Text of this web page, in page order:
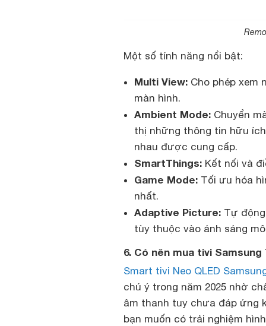
Một số tính năng nổi bật:
Multi View: Cho phép xem
màn hình.
Ambient Mode: Chuyển
thị những thông tin hữu
nhau được cung cấp.
SmartThings: Kết nối và
Game Mode: Tối ưu hóa
nhất.
Adaptive Picture: Tự
tùy thuộc vào ánh sáng
6. Có nên mua tivi Samsung
Smart tivi Neo QLED
chú ý trong năm 2025 nhờ
âm thanh tuy chưa đáp ứng
bạn muốn có trải nghiệm